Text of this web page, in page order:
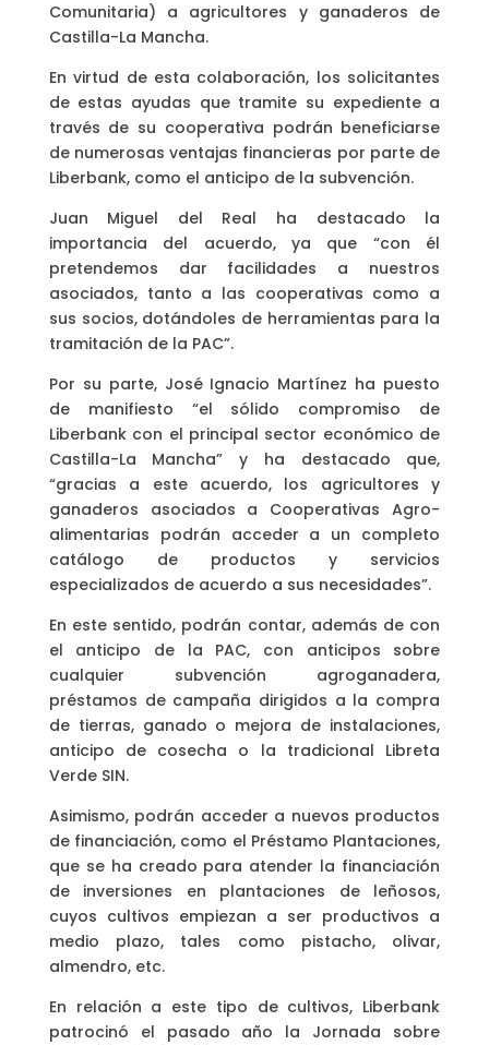
Comunitaria) a agricultores y ganaderos de
Castilla-La Mancha.
En virtud de esta colaboración, los solicitantes
de estas ayudas que tramite su expediente a
través de su cooperativa podrán beneficiarse
de numerosas ventajas financieras por parte de
Liberbank, como el anticipo de la subvención.
Juan Miguel del Real ha destacado la
importancia del acuerdo, ya que “con él
pretendemos dar facilidades a nuestros
asociados, tanto a las cooperativas como a
sus socios, dotándoles de herramientas para la
tramitación de la PAC”.
Por su parte, José Ignacio Martínez ha puesto
de manifiesto “el sólido compromiso de
Liberbank con el principal sector económico de
Castilla-La Mancha” y ha destacado que,
“gracias a este acuerdo, los agricultores y
ganaderos asociados a Cooperativas Agro-
alimentarias podrán acceder a un completo
catálogo de productos y servicios
especializados de acuerdo a sus necesidades”.
En este sentido, podrán contar, además de con
el anticipo de la PAC, con anticipos sobre
cualquier subvención agroganadera,
préstamos de campaña dirigidos a la compra
de tierras, ganado o mejora de instalaciones,
anticipo de cosecha o la tradicional Libreta
Verde SIN.
Asimismo, podrán acceder a nuevos productos
de financiación, como el Préstamo Plantaciones,
que se ha creado para atender la financiación
de inversiones en plantaciones de leñosos,
cuyos cultivos empiezan a ser productivos a
medio plazo, tales como pistacho, olivar,
almendro, etc.
En relación a este tipo de cultivos, Liberbank
patrocinó el pasado año la Jornada sobre